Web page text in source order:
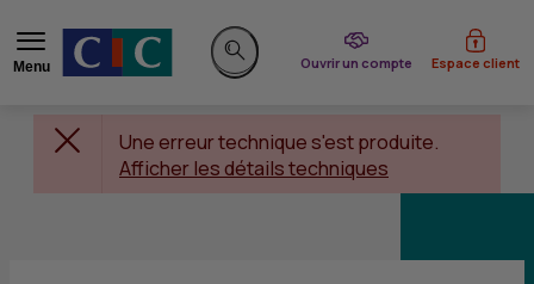
Menu
Rechercher sur le site
Ouvrir un compte
du CIC Espace client
Une erreur technique s'est produite.
Afficher les détails techniques